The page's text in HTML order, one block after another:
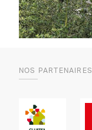
NOS PARTENAIRES